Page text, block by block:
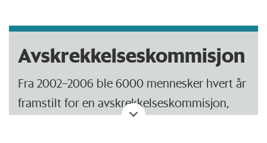
Avskrekkelseskommisjon
Fra 2002–2006 ble 6000 mennesker hvert år
framstilt for en avskrekkelseskommisjon,